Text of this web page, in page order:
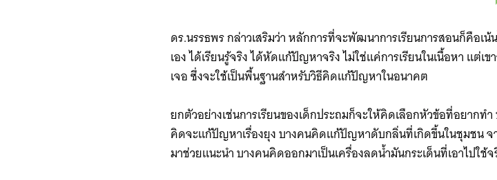
ดร.นรรธพร กล่าวเสริมว่า หลักการที่จะพัฒนาการเรียนการสอนก็คือเ
เอง ได้เรียนรู้จริง ​ได้หัดแก้ปัญหาจริง ไม่ใช่แค่การเรียนในเนื้อหา แต่
เจอ ซึ่งจะใช้เป็นพื้นฐานสำหรับวิธีคิดแก้ปัญหาในอนาคต
ยกตัวอย่างเช่นการเรียนของเด็กประถมก็จะให้คิดเลือกหัวข้อที่อยา
คิดจะแก้ปัญหาเรื่องยุง บางคนคิดแก้ปัญหาดับกลิ่นที่เกิดขึ้นในชุมชน จ
มาช่วยแนะนำ บางคนคิดออกมาเป็นเครื่องลดน้ำมันกระเด็นที่เอาไปใช้